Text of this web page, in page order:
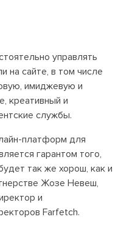
управлять
на сайте, в том числе
имиджевую и
креативный и
службы.
платформ для
гарантом того,
так же хорош, как и
Жозе Невеш,
и
Farfetch.